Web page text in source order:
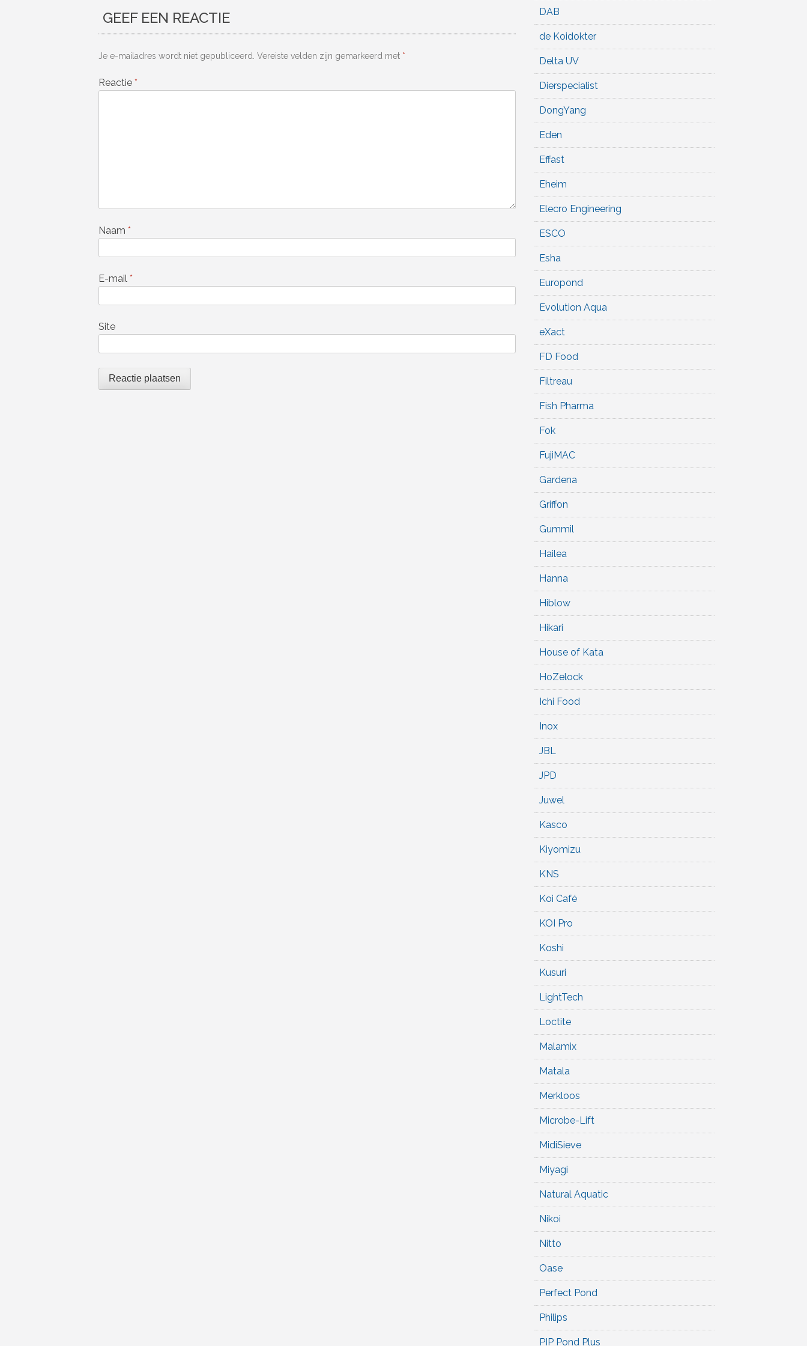
GEEF EEN REACTIE
Je e-mailadres wordt niet gepubliceerd. Vereiste velden zijn gemarkeerd met *
Reactie *
Naam *
E-mail *
Site
DAB
de Koidokter
Delta UV
Dierspecialist
DongYang
Eden
Effast
Eheim
Elecro Engineering
ESCO
Esha
Europond
Evolution Aqua
eXact
FD Food
Filtreau
Fish Pharma
Fok
FujiMAC
Gardena
Griffon
Gummil
Hailea
Hanna
Hiblow
Hikari
House of Kata
HoZelock
Ichi Food
Inox
JBL
JPD
Juwel
Kasco
Kiyomizu
KNS
Koi Café
KOI Pro
Koshi
Kusuri
LightTech
Loctite
Malamix
Matala
Merkloos
Microbe-Lift
MidiSieve
Miyagi
Natural Aquatic
Nikoi
Nitto
Oase
Perfect Pond
Philips
PIP Pond Plus